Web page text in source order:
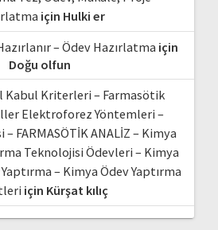
için Hulki er
– Ödev Hazırlatma için
Doğu olfun
Kabul Kriterleri – Farmasötik
Elektroforez Yöntemleri –
FARMASÖTİK ANALİZ – Kimya
Teknolojisi Ödevleri – Kimya
– Kimya Ödev Yaptırma
için Kürşat kılıç